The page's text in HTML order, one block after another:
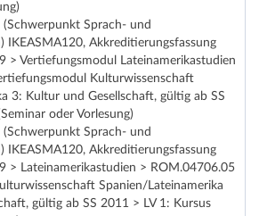
(Schwerpunkt Sprach- und
IKEASMA120, Akkreditierungsfassung
> Vertiefungsmodul Lateinamerikastudien
Kulturwissenschaft
3: Kultur und Gesellschaft, gültig ab SS
oder Vorlesung)
(Schwerpunkt Sprach- und
IKEASMA120, Akkreditierungsfassung
> Lateinamerikastudien > ROM.04706.05
Spanien/Lateinamerika
gültig ab SS 2011 > LV 1: Kursus